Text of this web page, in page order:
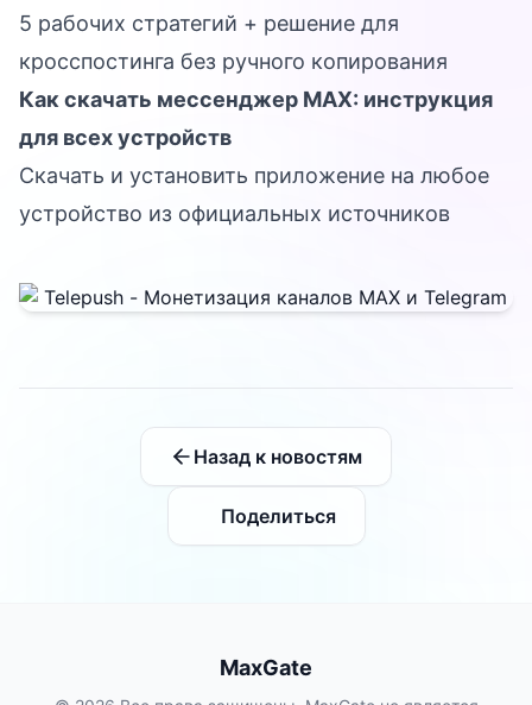
5 рабочих стратегий + решение для
кросспостинга без ручного копирования
Как скачать мессенджер MAX: инструкция
для всех устройств
Скачать и установить приложение на любое
устройство из официальных источников
Назад к новостям
Поделиться
MaxGate